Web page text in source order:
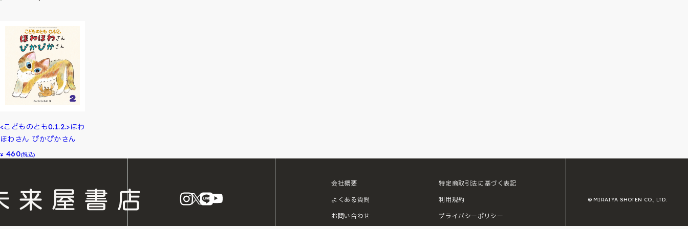
<こどものとも0.1.2.>ほわ
ほわさん ぴかぴかさん
¥ 460(税込)
instagram
X LINE
会社概要
よくある質問
お問い合わせ
特定商取引法に基づく表記
利用規約
プライバシーポリシー
© MIRAIYA SHOTEN CO., LTD.